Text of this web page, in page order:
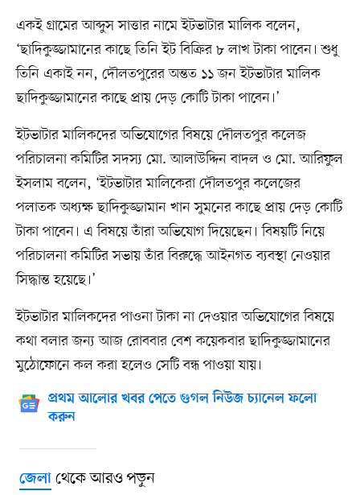
একই গ্রামের আব্দুস সাত্তার নামে ইটভাটার মালিক বলেন,
‘ছাদিকুজ্জামানের কাছে তিনি ইট বিক্রির ৮ লাখ টাকা পাবেন। শুধু
তিনি একাই নন, দৌলতপুরের অন্তত ১১ জন ইটভাটার মালিক
ছাদিকুজ্জামানের কাছে প্রায় দেড় কোটি টাকা পাবেন।’
ইটভাটার মালিকদের অভিযোগের বিষয়ে দৌলতপুর কলেজ
পরিচালনা কমিটির সদস্য মো. আলাউদ্দিন বাদল ও মো. আরিফুল
ইসলাম বলেন, ‘ইটভাটার মালিকেরা দৌলতপুর কলেজের
পলাতক অধ্যক্ষ ছাদিকুজ্জামান খান সুমনের কাছে প্রায় দেড় কোটি
টাকা পাবেন। এ বিষয়ে তাঁরা অভিযোগ দিয়েছেন। বিষয়টি নিয়ে
পরিচালনা কমিটির সভায় তাঁর বিরুদ্ধে আইনগত ব্যবস্থা নেওয়ার
সিদ্ধান্ত হয়েছে।’
ইটভাটার মালিকদের পাওনা টাকা না দেওয়ার অভিযোগের বিষয়ে
কথা বলার জন্য আজ রোববার বেশ কয়েকবার ছাদিকুজ্জামানের
মুঠোফোনে কল করা হলেও সেটি বন্ধ পাওয়া যায়।
প্রথম আলোর খবর পেতে গুগল নিউজ চ্যানেল ফলো
করুন
জেলাথেকে আরও পড়ুন